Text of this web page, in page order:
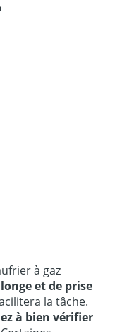
à gaz
et de prise
la tâche.
à bien vérifier